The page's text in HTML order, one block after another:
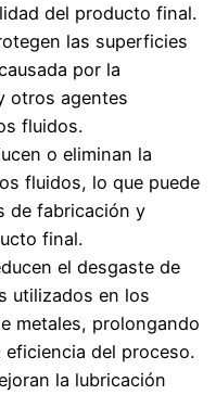
del producto final.
las superficies
por la
otros agentes
fluidos.
o eliminan la
fluidos, lo que puede
de fabricación y
final.
el desgaste de
utilizados en los
metales, prolongando
del proceso.
la lubricación